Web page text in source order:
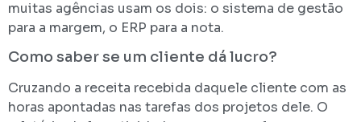
muitas agências usam os dois: o sistema de gestão
para a margem, o ERP para a nota.
Como saber se um cliente dá lucro?
Cruzando a receita recebida daquele cliente com as
horas apontadas nas tarefas dos projetos dele. O